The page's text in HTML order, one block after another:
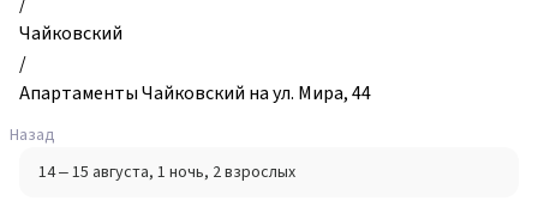
на
ул.
Мира,
44,
Чайковский,
Россия
Чайковский
/
Апартаменты Чайковский на ул. Мира, 44
Назад
14 – 15 августа, 1 ночь, 2 взрослых